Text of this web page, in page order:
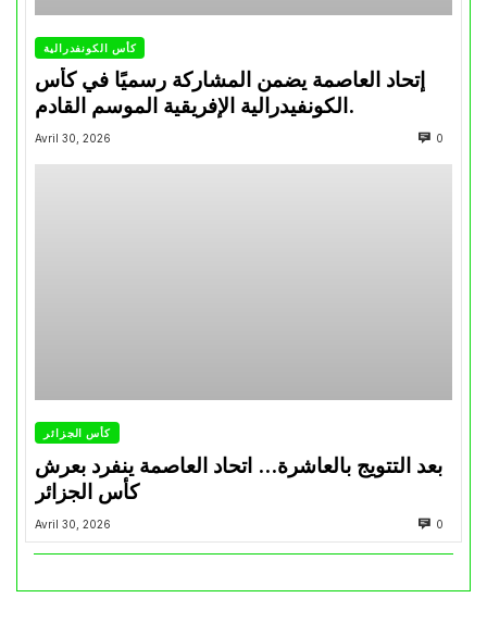
كأس الكونفدرالية
إتحاد العاصمة يضمن المشاركة رسميًا في كأس
الكونفيدرالية الإفريقية الموسم القادم.
Avril 30, 2026 0
كأس الجزائر
بعد التتويج بالعاشرة… اتحاد العاصمة ينفرد بعرش
كأس الجزائر
Avril 30, 2026 0